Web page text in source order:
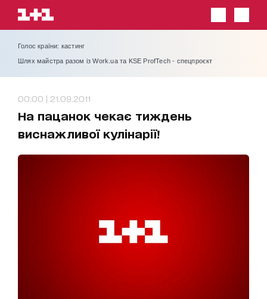
Голос країни: кастинг
Шлях майстра разом із Work.ua та KSE ProfTech - спецпроєкт
00:00 | 21.09.2011
На пацанок чекає тиждень
виснажливої кулінарії!